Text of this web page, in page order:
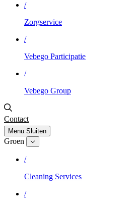
/
Zorgservice
/
Vebego Participatie
/
Vebego Group
Contact
Menu Sluiten
Groen
/
Cleaning Services
/